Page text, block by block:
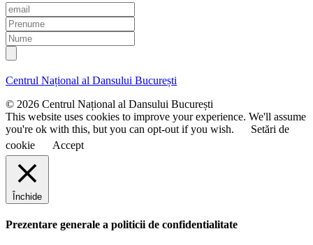
E
m
a
i
l
P
r
e
n
m
N
u
m
e
Centrul Național al Dansului București
© 2026 Centrul Național al Dansului București
This website uses cookies to improve your experience. We'll assume
you're ok with this, but you can opt-out if you wish.
Setări de
cookie
Accept
Închide
Prezentare generale a politicii de confidentialitate